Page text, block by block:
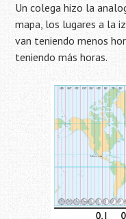
Un colega hizo la
mapa, los lugares a la
van teniendo menos
teniendo más horas.